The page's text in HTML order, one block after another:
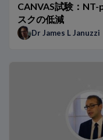
CANVAS試験：
スクの低減
Dr James L Januzzi